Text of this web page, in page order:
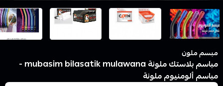
مبسم ملون
مباسم بلاستك ملونة mubasim bilasatik mulawana -
مباسم ألومنيوم ملونة